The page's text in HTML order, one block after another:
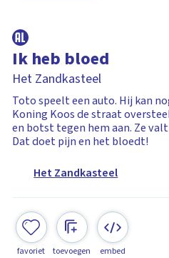
Ik heb bloed
Het Zandkasteel
Toto speelt een auto. Hij kan
Koning Koos de straat
en botst tegen hem aan. Ze
Dat doet pijn en het bloedt!
Het Zandkasteel
favoriet toevoegen embed